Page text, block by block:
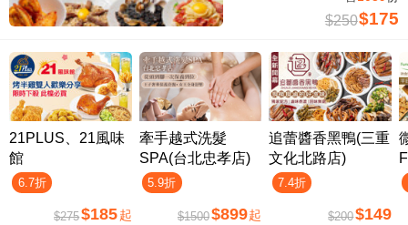
$250$175
21PLUS、21風味
館
6.7折
$275$185 起
牽手越式洗髮
SPA(台北忠孝店)
5.9折
$1500$899起
追蕾醬香黑鴨(三重
文化北路店)
7.4折
$200$149